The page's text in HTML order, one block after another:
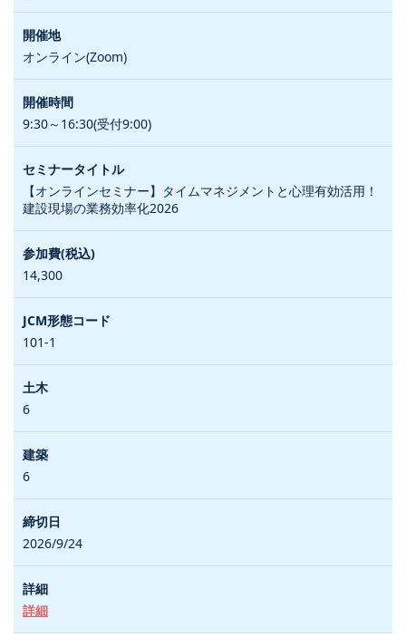
オンライン(Zoom)
9:30～16:30(受付9:00)
【オンラインセミナー】タイムマネジメントと心理有効活用！
建設現場の業務効率化2026
14,300
101-1
6
6
2026/9/24
詳細